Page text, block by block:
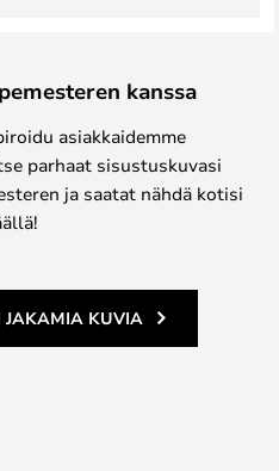
kanssa
asiakkaidemme
parhaat sisustuskuvasi
ja saatat nähdä kotisi
JAKAMIA KUVIA